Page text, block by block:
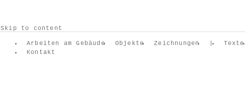
Skip to content
Arbeiten am Gebäude Objekte Zeichnungen | Texte
Kontakt